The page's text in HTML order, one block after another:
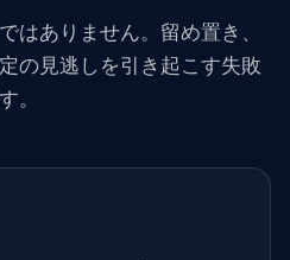
はありません。留め置き、
の見逃しを引き起こす失敗
。